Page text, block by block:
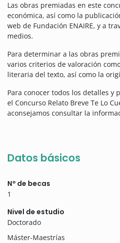
Las obras premiadas en este
económica, así como la
web de Fundación ENAIRE, y a
medios.
Para determinar a las obras
varios criterios de valoración
literaria del texto, así como la
Para conocer todos los detalles y
el Concurso Relato Breve Te Lo
aconsejamos consultar la
Datos básicos
Nº de becas
1
Nivel de estudio
Doctorado
Máster-Maestrías